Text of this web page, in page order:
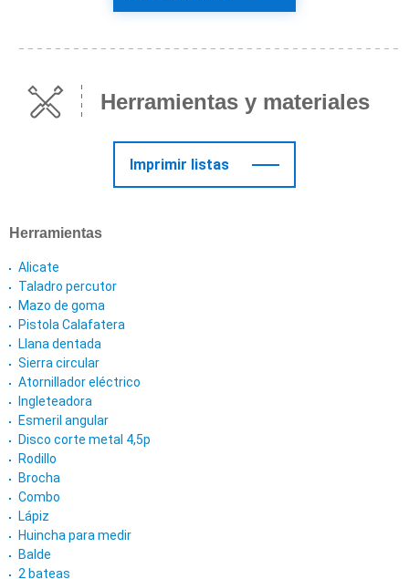
Herramientas y materiales
Imprimir listas
Herramientas
Alicate
Taladro percutor
Mazo de goma
Pistola Calafatera
Llana dentada
Sierra circular
Atornillador eléctrico
Ingleteadora
Esmeril angular
Disco corte metal 4,5p
Rodillo
Brocha
Combo
Lápiz
Huincha para medir
Balde
2 bateas